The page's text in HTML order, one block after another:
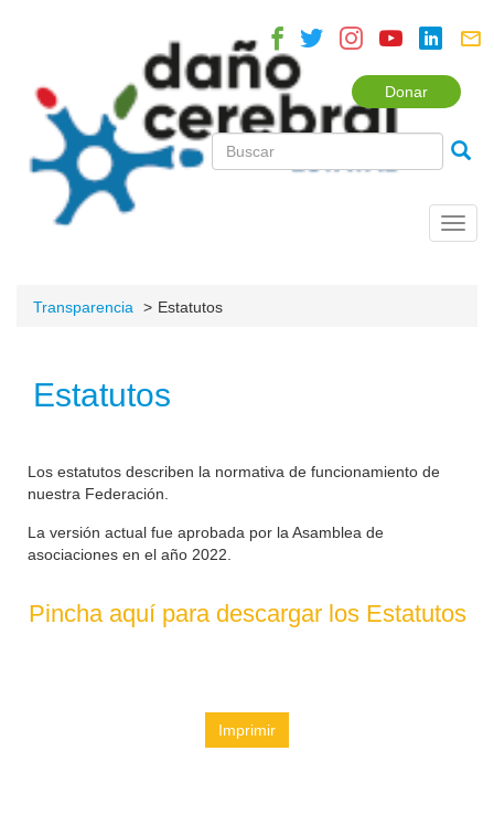
Donar
Transparencia Estatutos
Estatutos
Los estatutos describen la normativa de funcionamiento de
nuestra Federación.
La versión actual fue aprobada por la Asamblea de
asociaciones en el año 2022.
Pincha aquí para descargar los Estatutos
Imprimir